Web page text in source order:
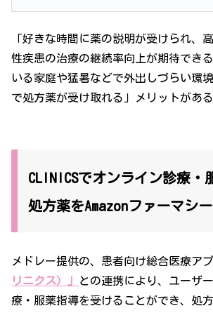
「好きな時間に薬の説明が受けられ、
性疾患の治療の継続率向上が期待でき
いる家庭や猛暑などで外出しづらい環
で処方薬が受け取れる」メリットがあ
CLINICSでオンライン診療・
処方薬をAmazonファーマシ
メドレー提供の、患者向け総合医療ア
リニクス）」
との連携により、ユーザ
療・服薬指導を受けることができ、処